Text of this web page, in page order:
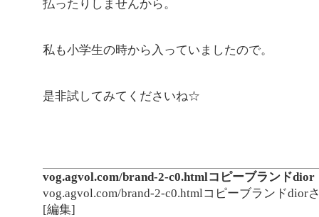
払ったりしませんから。
私も小学生の時から入っていましたので。
是非試してみてくださいね☆
vog.agvol.com/brand-2-c0.htmlコピーブランドdior
vog.agvol.com/brand-2-c0.htmlコピーブランドdior
[編集]